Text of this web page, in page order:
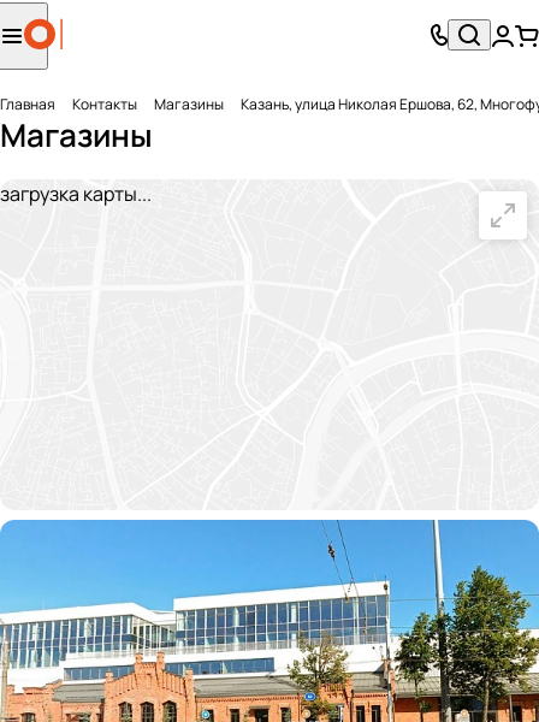
Главная Контакты Магазины Казань, улица Николая Ершова, 62,
Магазины
загрузка карты...